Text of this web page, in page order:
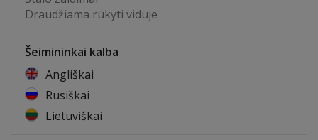
Draudžiama rūkyti viduje
Šeimininkai kalba
Angliškai
Rusiškai
Lietuviškai